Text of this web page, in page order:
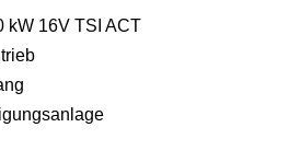
kW 16V TSI ACT